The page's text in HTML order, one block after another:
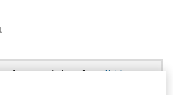
Máte predplatné? Prihláste sa